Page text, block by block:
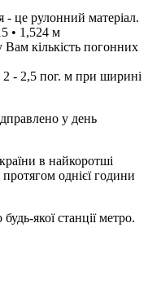
- це рулонний матеріал.
• 1,524 м
кількість погонних
2 - 2,5 пог. м при ширині
у день
в найкоротші
однієї години
якої станції метро.